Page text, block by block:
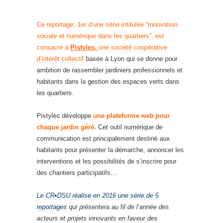
Ce reportage, 1er d’une série intitulée “Innovation
sociale et numérique dans les quartiers”, est
consacré à Pistyles, une société coopérative
d’intérêt collectif basée à Lyon qui se donne pour
ambition de rassembler jardiniers professionnels et
habitants dans la gestion des espaces verts dans
les quartiers.
Pistyles développe une plateforme web pour
chaque jardin géré. Cet outil numérique de
communication est principalement destiné aux
habitants pour présenter la démarche, annoncer les
interventions et les possibilités de s’inscrire pour
des chantiers participatifs…
Le CR•DSU réalise en 2016 une série de 5
reportages qui présentera au fil de l’année des
acteurs et projets innovants en faveur des